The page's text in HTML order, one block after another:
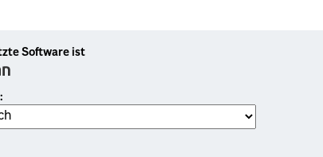
Software ist